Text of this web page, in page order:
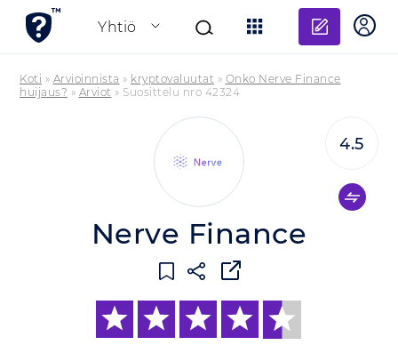
Yhtiö
Lisää
Koti » Arvioinnista » kryptovaluutat » Onko Nerve Finance
huijaus? » Arviot » Suosittelu nro 42324
Nerve Finance
4.5